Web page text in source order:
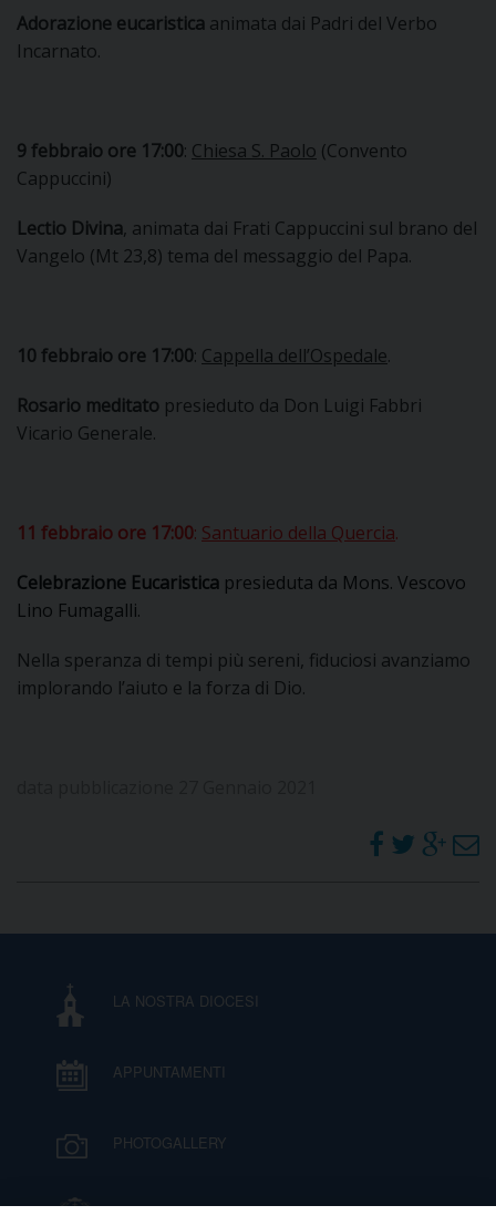
Adorazione eucaristica animata dai Padri del Verbo
Incarnato.
9 febbraio ore 17:00: Chiesa S. Paolo (Convento
Cappuccini)
Lectio Divina, animata dai Frati Cappuccini sul brano del
Vangelo (Mt 23,8) tema del messaggio del Papa.
10 febbraio ore 17:00: Cappella dell’Ospedale.
Rosario meditato presieduto da Don Luigi Fabbri
Vicario Generale.
11 febbraio ore 17:00: Santuario della Quercia.
Celebrazione Eucaristica presieduta da Mons. Vescovo
Lino Fumagalli.
Nella speranza di tempi più sereni, fiduciosi avanziamo
implorando l’aiuto e la forza di Dio.
LA NOSTRA DIOCESI
APPUNTAMENTI
PHOTOGALLERY
IL VESCOVO MONS. ORAZIO FRANCESCO